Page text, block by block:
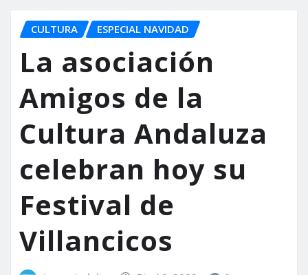
CULTURA ESPECIAL NAVIDAD
La asociación
Amigos de la
Cultura Andaluza
celebran hoy su
Festival de
Villancicos